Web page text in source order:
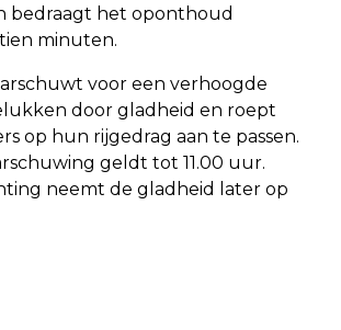
bedraagt het oponthoud
minuten.
voor een verhoogde
door gladheid en roept
op hun rijgedrag aan te passen.
geldt tot 11.00 uur.
neemt de gladheid later op